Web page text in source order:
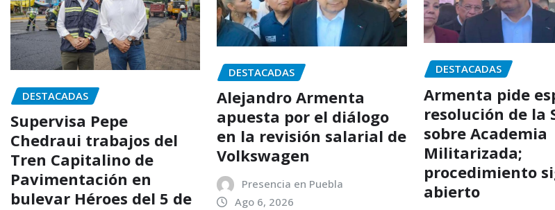
DESTACADAS
Supervisa Pepe
Chedraui trabajos del
Tren Capitalino de
Pavimentación en
bulevar Héroes del 5 de
DESTACADAS
Alejandro Armenta
apuesta por el diálogo
en la revisión salarial de
Volkswagen
Presencia en Puebla
Ago 6, 2026
DESTACADAS
Armenta pide
resolución de la
sobre Academia
Militarizada;
procedimiento
abierto